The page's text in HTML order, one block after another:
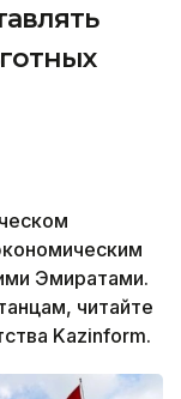
Эмиратами.
читайте
Kazinform.